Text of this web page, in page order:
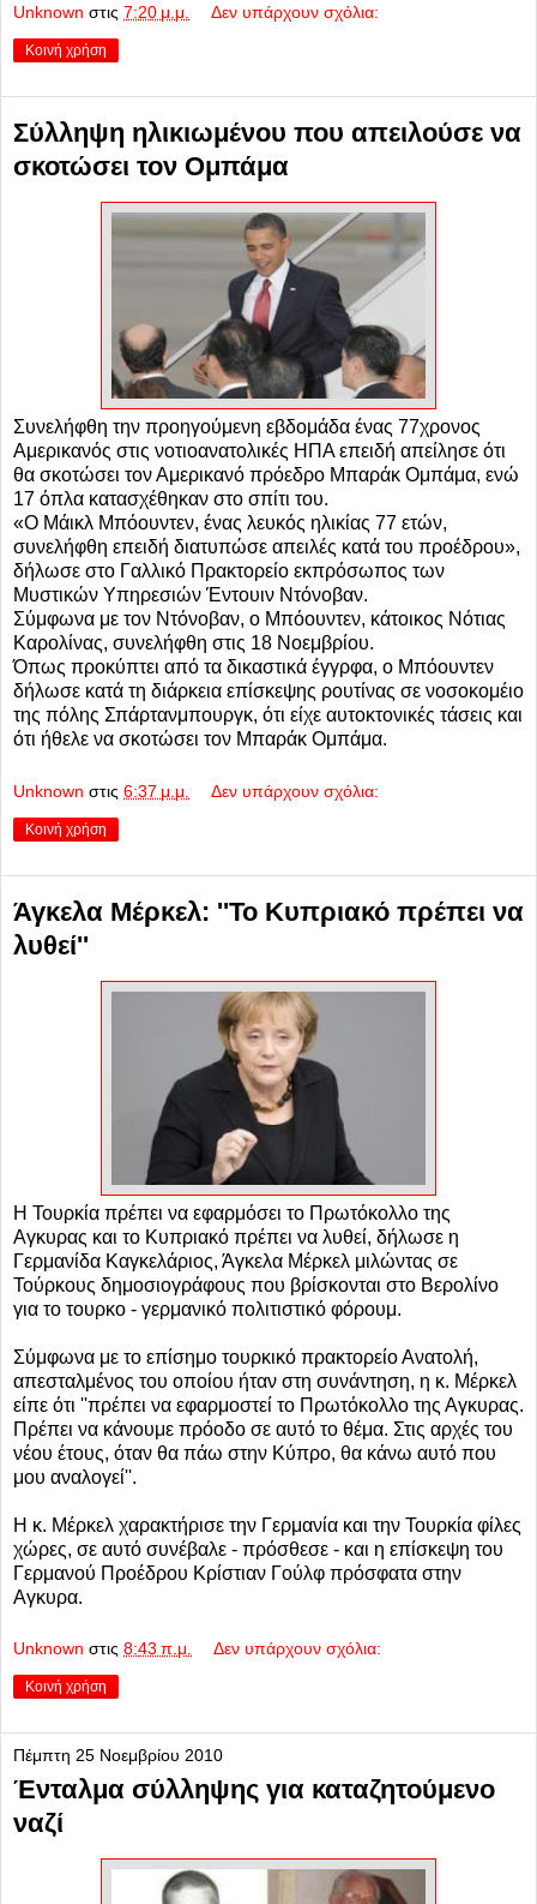
Unknown στις 7:20 μ.μ. Δεν υπάρχουν σχόλια:
Κοινή χρήση
Σύλληψη ηλικιωμένου που απειλούσε να
σκοτώσει τον Ομπάμα
Συνελήφθη την προηγούμενη εβδομάδα ένας 77χρονος
Αμερικανός στις νοτιοανατολικές ΗΠΑ επειδή απείλησε ότι
θα σκοτώσει τον Αμερικανό πρόεδρο Μπαράκ Ομπάμα, ενώ
17 όπλα κατασχέθηκαν στο σπίτι του.
«Ο Μάικλ Μπόουντεν, ένας λευκός ηλικίας 77 ετών,
συνελήφθη επειδή διατυπώσε απειλές κατά του προέδρου»,
δήλωσε στο Γαλλικό Πρακτορείο εκπρόσωπος των
Μυστικών Υπηρεσιών Έντουιν Ντόνοβαν.
Σύμφωνα με τον Ντόνοβαν, ο Μπόουντεν, κάτοικος Νότιας
Καρολίνας, συνελήφθη στις 18 Νοεμβρίου.
Όπως προκύπτει από τα δικαστικά έγγρφα, ο Μπόουντεν
δήλωσε κατά τη διάρκεια επίσκεψης ρουτίνας σε νοσοκομέιο
της πόλης Σπάρτανμπουργκ, ότι είχε αυτοκτονικές τάσεις και
ότι ήθελε να σκοτώσει τον Μπαράκ Ομπάμα.
Unknown στις 6:37 μ.μ. Δεν υπάρχουν σχόλια:
Κοινή χρήση
Άγκελα Μέρκελ: ''Το Κυπριακό πρέπει να
λυθεί''
Η Τουρκία πρέπει να εφαρμόσει το Πρωτόκολλο της
Αγκυρας και το Κυπριακό πρέπει να λυθεί, δήλωσε η
Γερμανίδα Καγκελάριος, Άγκελα Μέρκελ μιλώντας σε
Τούρκους δημοσιογράφους που βρίσκονται στο Βερολίνο
για το τουρκο - γερμανικό πολιτιστικό φόρουμ.
Σύμφωνα με το επίσημο τουρκικό πρακτορείο Ανατολή,
απεσταλμένος του οποίου ήταν στη συνάντηση, η κ. Μέρκελ
είπε ότι ''πρέπει να εφαρμοστεί το Πρωτόκολλο της Αγκυρας.
Πρέπει να κάνουμε πρόοδο σε αυτό το θέμα. Στις αρχές του
νέου έτους, όταν θα πάω στην Κύπρο, θα κάνω αυτό που
μου αναλογεί''.
Η κ. Μέρκελ χαρακτήρισε την Γερμανία και την Τουρκία φίλες
χώρες, σε αυτό συνέβαλε - πρόσθεσε - και η επίσκεψη του
Γερμανού Προέδρου Κρίστιαν Γούλφ πρόσφατα στην
Αγκυρα.
Unknown στις 8:43 π.μ. Δεν υπάρχουν σχόλια:
Κοινή χρήση
Πέμπτη 25 Νοεμβρίου 2010
Ένταλμα σύλληψης για καταζητούμενο
ναζί